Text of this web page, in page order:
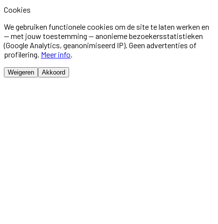
Cookies
We gebruiken functionele cookies om de site te laten werken en
— met jouw toestemming — anonieme bezoekersstatistieken
(Google Analytics, geanonimiseerd IP). Geen advertenties of
profilering. Meer info.
Weigeren Akkoord